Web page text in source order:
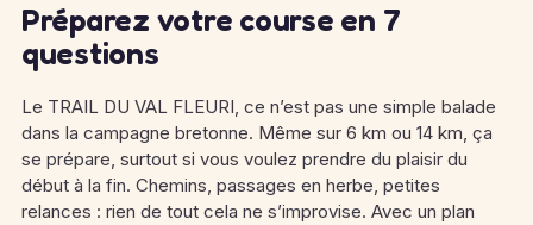
Préparez votre course en 7
questions
Le TRAIL DU VAL FLEURI, ce n’est pas une simple balade
dans la campagne bretonne. Même sur 6 km ou 14 km, ça
se prépare, surtout si vous voulez prendre du plaisir du
début à la fin. Chemins, passages en herbe, petites
relances : rien de tout cela ne s’improvise. Avec un plan